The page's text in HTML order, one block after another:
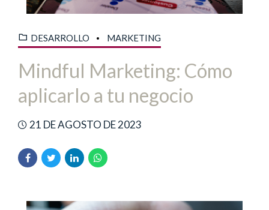
DESARROLLO MARKETING
Mindful Marketing: Cómo
aplicarlo a tu negocio
21 DE AGOSTO DE 2023